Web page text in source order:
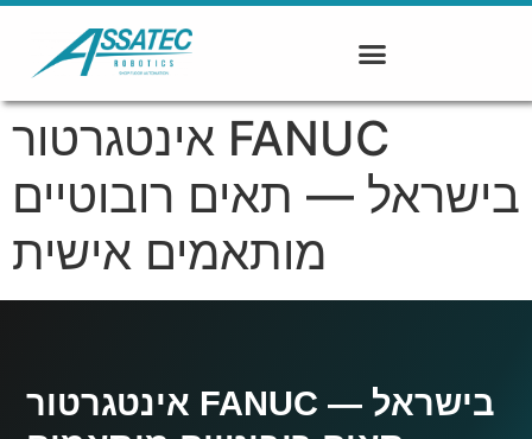
אינטגרטור FANUC
בישראל — תאים רובוטיים
מותאמים אישית
אינטגרטור FANUC בישראל —